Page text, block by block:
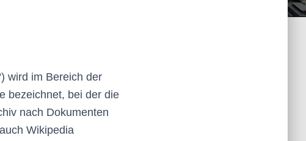
wird im Bereich der
bezeichnet, bei der die
nach Dokumenten
Wikipedia